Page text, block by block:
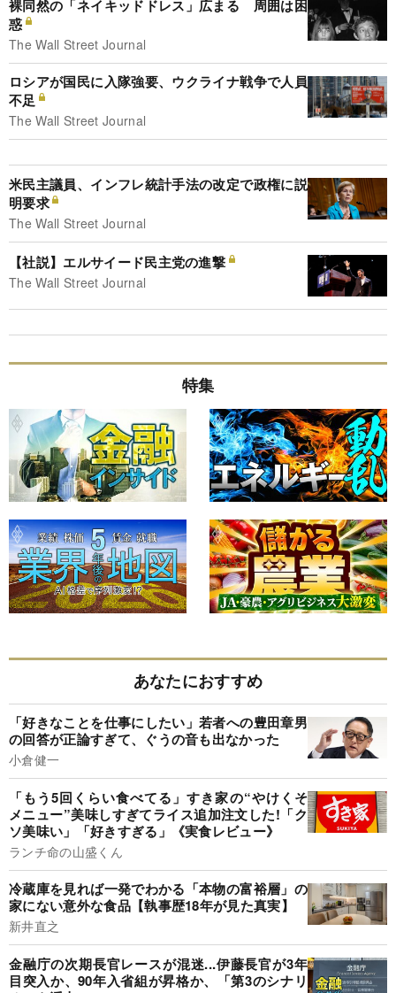
裸同然の「ネイキッドドレス」広まる 周囲は困
惑
The Wall Street Journal
ロシアが国民に入隊強要、ウクライナ戦争で人員
不足
The Wall Street Journal
米民主議員、インフレ統計手法の改定で政権に説
明要求
The Wall Street Journal
【社説】エルサイード民主党の進撃
The Wall Street Journal
特集
あなたにおすすめ
「好きなことを仕事にしたい」若者への豊田章男
の回答が正論すぎて、ぐうの音も出なかった
小倉健一
「もう5回くらい食べてる」すき家の“やけくそ
メニュー”美味しすぎてライス追加注文した!「ク
ソ美味い」「好きすぎる」《実食レビュー》
ランチ命の山盛くん
冷蔵庫を見れば一発でわかる「本物の富裕層」の
家にない意外な食品【執事歴18年が見た真実】
新井直之
金融庁の次期長官レースが混迷...伊藤長官が3年
目突入か、90年入省組が昇格か、「第3のシナリ